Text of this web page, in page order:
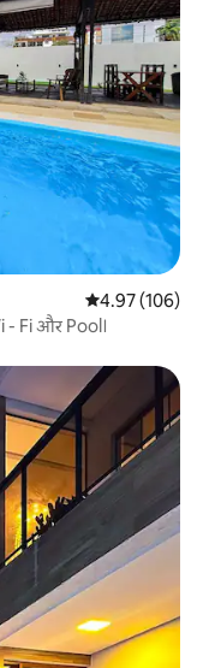
औसत रेटिंग 5 में से
4.97 (106)
- Fi और Pool।